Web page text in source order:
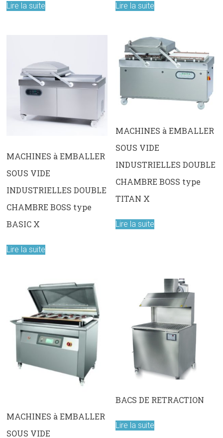
Lire la suite Lire la suite
MACHINES à EMBALLER
SOUS VIDE
INDUSTRIELLES DOUBLE
CHAMBRE BOSS type
BASIC X
Lire la suite
MACHINES à EMBALLER
SOUS VIDE
INDUSTRIELLES DOUBLE
CHAMBRE BOSS type
TITAN X
Lire la suite
MACHINES à EMBALLER
SOUS VIDE
BACS DE RETRACTION
Lire la suite